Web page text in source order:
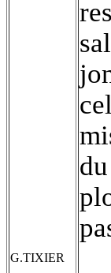
G.TIXIER